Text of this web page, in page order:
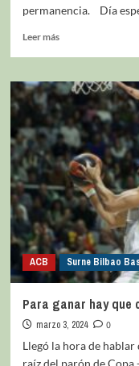
permanencia. Día
Leer más
ACB Surne Bilbao
Para ganar hay que
marzo 3, 2024
0
Llegó la hora de hablar
raíz del parón de Copa